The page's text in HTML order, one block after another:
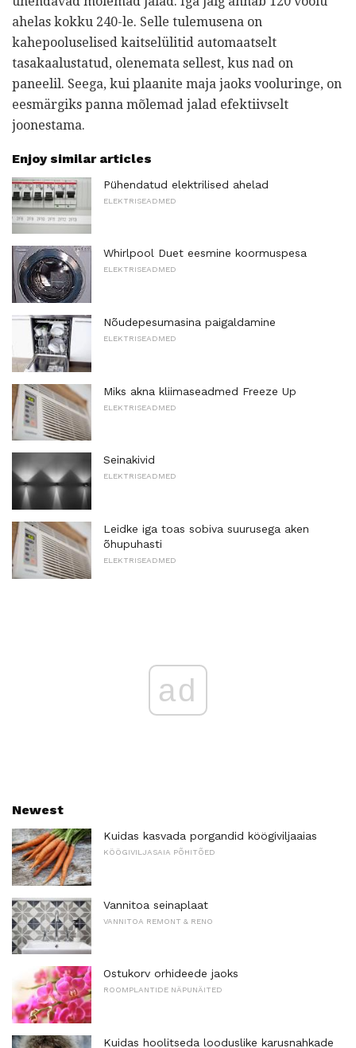
ahelas kokku 240-le. Selle tulemusena on
kahepooluselised kaitselülitid automaatselt
tasakaalustatud, olenemata sellest, kus nad on
paneelil. Seega, kui plaanite maja jaoks vooluringe, on
eesmärgiks panna mõlemad jalad efektiivselt
joonestama.
Enjoy similar articles
Pühendatud elektrilised ahelad
ELEKTRISEADMED
Whirlpool Duet eesmine koormuspesa
ELEKTRISEADMED
Nõudepesumasina paigaldamine
ELEKTRISEADMED
Miks akna kliimaseadmed Freeze Up
ELEKTRISEADMED
Seinakivid
ELEKTRISEADMED
Leidke iga toas sobiva suurusega aken
õhupuhasti
ELEKTRISEADMED
ad
Newest
Kuidas kasvada porgandid köögiviljaaias
KÖÖGIVILJASAIA PÕHITÕED
Vannitoa seinaplaat
VANNITOA REMONT & RENO
Ostukorv orhideede jaoks
ROOMPLANTIDE NÄPUNÄITED
Kuidas hoolitseda looduslike karusnahkade